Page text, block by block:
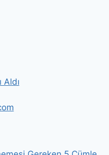
Aldı